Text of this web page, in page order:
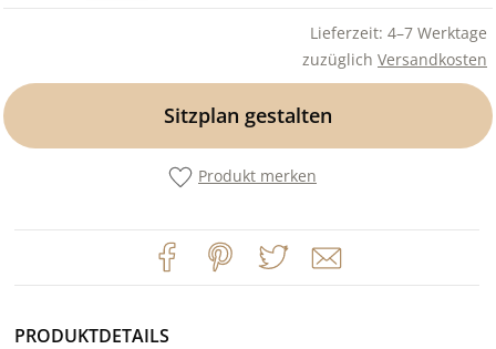
Lieferzeit: 4–7 Werktage
zuzüglich Versandkosten
Sitzplan gestalten
Produkt merken
PRODUKTDETAILS